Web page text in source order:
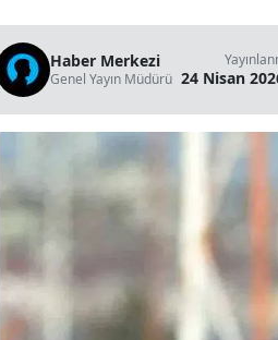
Haber Merkezi
Genel Yayın Müdürü 24 Nisan